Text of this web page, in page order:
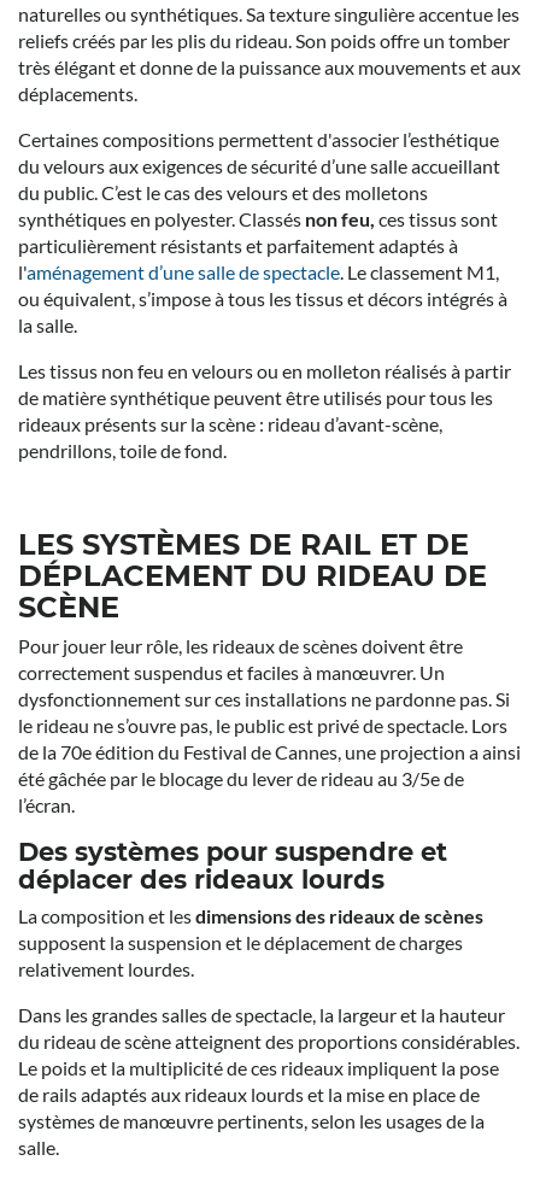
naturelles ou synthétiques. Sa texture singulière accentue les
reliefs créés par les plis du rideau. Son poids offre un tomber
très élégant et donne de la puissance aux mouvements et aux
déplacements.
Certaines compositions permettent d'associer l’esthétique
du velours aux exigences de sécurité d’une salle accueillant
du public. C’est le cas des velours et des molletons
synthétiques en polyester. Classés non feu, ces tissus sont
particulièrement résistants et parfaitement adaptés à
l'aménagement d’une salle de spectacle. Le classement M1,
ou équivalent, s’impose à tous les tissus et décors intégrés à
la salle.
Les tissus non feu en velours ou en molleton réalisés à partir
de matière synthétique peuvent être utilisés pour tous les
rideaux présents sur la scène : rideau d’avant-scène,
pendrillons, toile de fond.
LES SYSTÈMES DE RAIL ET DE
DÉPLACEMENT DU RIDEAU DE
SCÈNE
Pour jouer leur rôle, les rideaux de scènes doivent être
correctement suspendus et faciles à manœuvrer. Un
dysfonctionnement sur ces installations ne pardonne pas. Si
le rideau ne s’ouvre pas, le public est privé de spectacle. Lors
de la 70e édition du Festival de Cannes, une projection a ainsi
été gâchée par le blocage du lever de rideau au 3/5e de
l’écran.
Des systèmes pour suspendre et
déplacer des rideaux lourds
La composition et lesdimensions des rideaux de scènes
supposent la suspension et le déplacement de charges
relativement lourdes.
Dans les grandes salles de spectacle, la largeur et la hauteur
du rideau de scène atteignent des proportions considérables.
Le poids et la multiplicité de ces rideaux impliquent la pose
de rails adaptés aux rideaux lourds et la mise en place de
systèmes de manœuvre pertinents, selon les usages de la
salle.